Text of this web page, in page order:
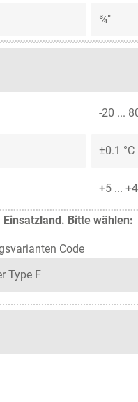
¾"
-20 ...
±0.1 °C
+5 ...
Bitte wählen:
Code